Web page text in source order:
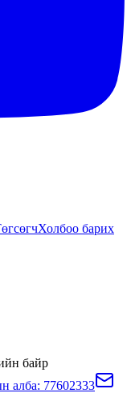
Холбоо барих
байр
алба: 77602333